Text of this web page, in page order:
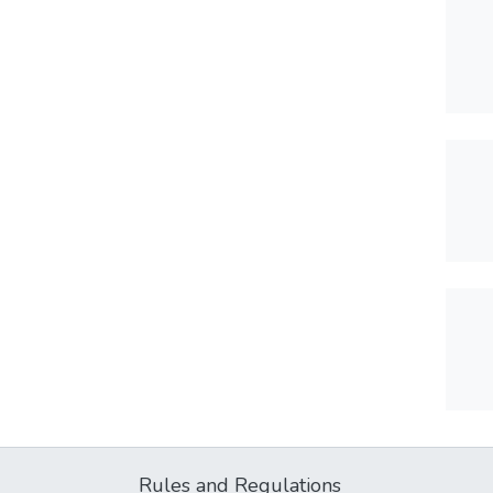
Rules and Regulations